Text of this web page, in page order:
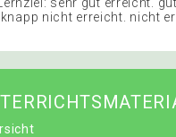
nicht erreicht. nicht